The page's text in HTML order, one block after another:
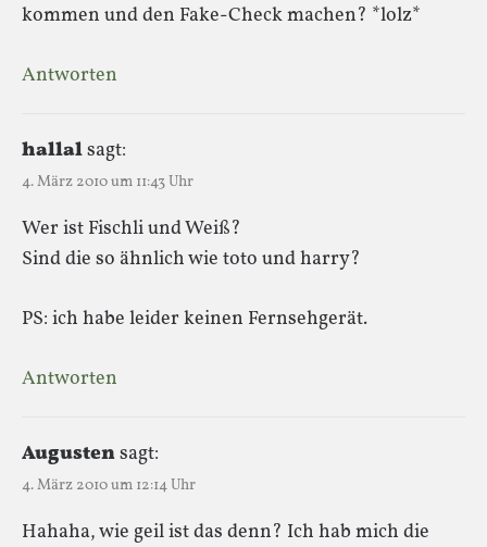
kommen und den Fake-Check machen? *lolz*
Antworten
hallalsagt:
4. März 2010 um 11:43 Uhr
Wer ist Fischli und Weiß?
Sind die so ähnlich wie toto und harry?
PS: ich habe leider keinen Fernsehgerät.
Antworten
Augustensagt:
4. März 2010 um 12:14 Uhr
Hahaha, wie geil ist das denn? Ich hab mich die